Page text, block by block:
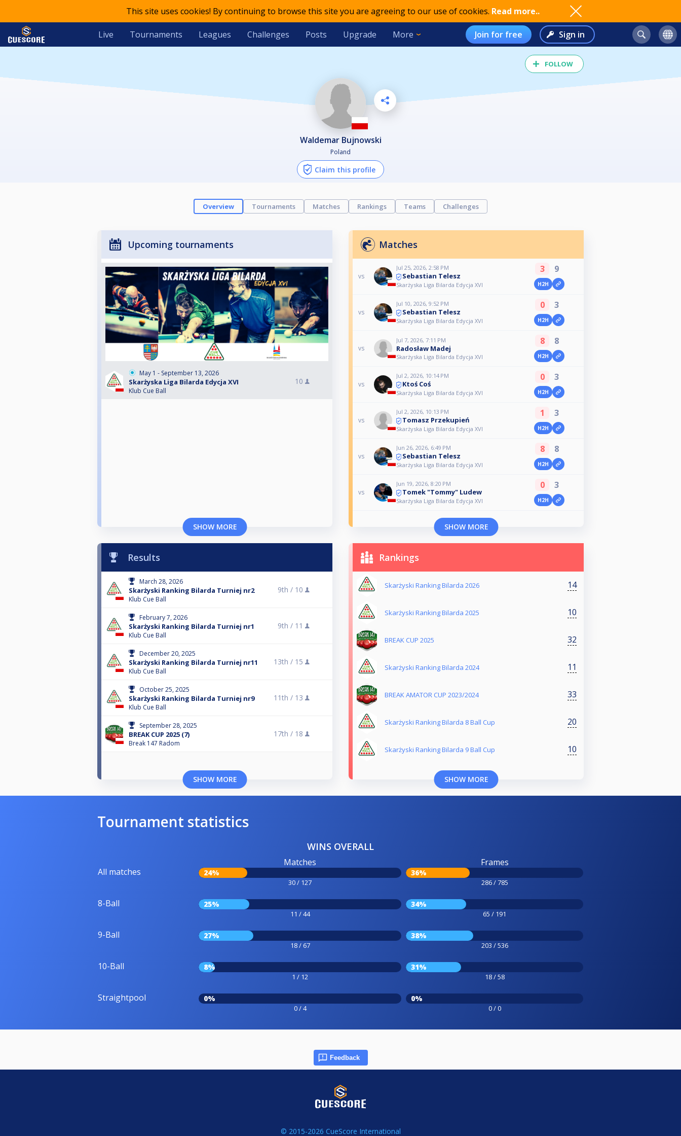
This site uses cookies! By continuing to browse this site you are agreeing to our use of cookies. Read more..
Live Tournaments Leagues Challenges Posts Upgrade More Join for free Sign in
FOLLOW
Waldemar Bujnowski
Poland
Claim this profile
Overview Tournaments Matches Rankings Teams Challenges
Upcoming tournaments
May 1 - September 13, 2026
Skarżyska Liga Bilarda Edycja XVI
Klub Cue Ball
10
SHOW MORE
Matches
vs
Jul 25, 2026, 2:58 PM
Sebastian Telesz
Skarżyska Liga Bilarda Edycja XVI
3 9
H2H
vs
Jul 10, 2026, 9:52 PM
Sebastian Telesz
Skarżyska Liga Bilarda Edycja XVI
0 3
H2H
vs
Jul 7, 2026, 7:11 PM
Radosław Madej
Skarżyska Liga Bilarda Edycja XVI
8 8
H2H
vs
Jul 2, 2026, 10:14 PM
Ktoś Coś
Skarżyska Liga Bilarda Edycja XVI
0 3
H2H
vs
Jul 2, 2026, 10:13 PM
Tomasz Przekupień
Skarżyska Liga Bilarda Edycja XVI
1 3
H2H
vs
Jun 26, 2026, 6:49 PM
Sebastian Telesz
Skarżyska Liga Bilarda Edycja XVI
8 8
H2H
vs
Jun 19, 2026, 8:20 PM
Tomek "Tommy" Ludew
Skarżyska Liga Bilarda Edycja XVI
0 3
H2H
SHOW MORE
Results
March 28, 2026
Skarżyski Ranking Bilarda Turniej nr2
Klub Cue Ball
9th / 10
February 7, 2026
Skarżyski Ranking Bilarda Turniej nr1
Klub Cue Ball
9th / 11
December 20, 2025
Skarżyski Ranking Bilarda Turniej nr11
Klub Cue Ball
13th / 15
October 25, 2025
Skarżyski Ranking Bilarda Turniej nr9
Klub Cue Ball
11th / 13
September 28, 2025
BREAK CUP 2025 (7)
Break 147 Radom
17th / 18
SHOW MORE
Rankings
Skarżyski Ranking Bilarda 2026 14
Skarżyski Ranking Bilarda 2025 10
BREAK CUP 2025 32
Skarżyski Ranking Bilarda 2024 11
BREAK AMATOR CUP 2023/2024 33
Skarżyski Ranking Bilarda 8 Ball Cup 20
Skarżyski Ranking Bilarda 9 Ball Cup 10
SHOW MORE
Tournament statistics
WINS OVERALL
All matches
Matches
24%
30 / 127
Frames
36%
286 / 785
8-Ball 25%
11 / 44
34%
65 / 191
9-Ball 27%
18 / 67
38%
203 / 536
10-Ball 8%
1 / 12
31%
18 / 58
Straightpool 0%
0 / 4
0%
0 / 0
Feedback
© 2015-2026 CueScore International